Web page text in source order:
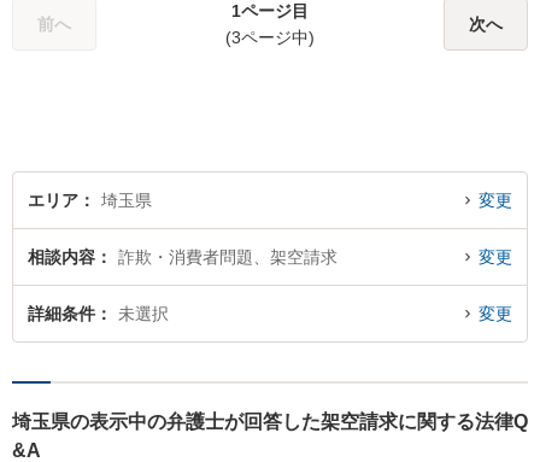
かを常に考えて弁護に取り組
んでまいります。
前へ
1ページ目
(3ページ中)
次へ
エリア 埼玉県 変更
相談内容 詐欺・消費者問題、架空請求 変更
詳細条件 未選択 変更
埼玉県の表示中の弁護士が回答した架空請求に関する法律Q
&A